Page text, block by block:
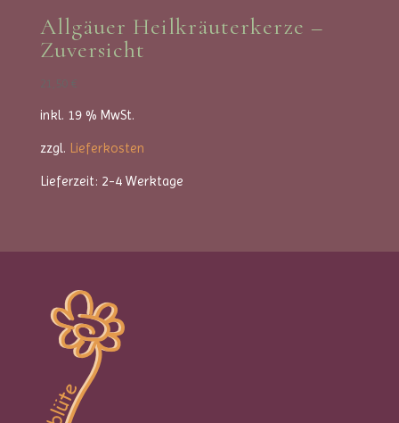
Allgäuer Heilkräuterkerze –
Zuversicht
21,50 €
inkl. 19 % MwSt.
zzgl. Lieferkosten
Lieferzeit: 2-4 Werktage